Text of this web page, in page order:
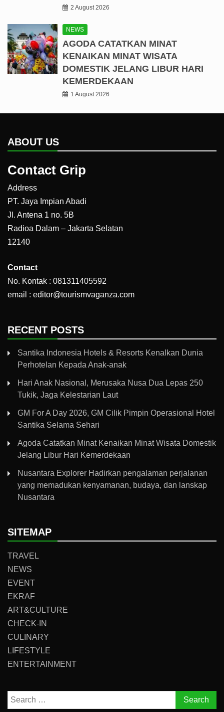
2 August 2026
NEWS
AGODA CATATKAN MINAT
KENAIKAN MINAT WISATA
DOMESTIK JELANG LIBUR HARI
KEMERDEKAAN
1 August 2026
ABOUT US
Contact Grip
Address
PT. Jaya Impian Abadi
Jl. Antena 1 no. 5B
Radioa Dalam – Jakarta Selatan
12140
Contact
No. Kontak : 081311405592
email : editor@tourismvaganza.com
RECENT POSTS
Santika Indonesia Hotels & Resorts Kenalkan Dunia
Perhotelan Kepada Anak-anak
Hari Anak Nasional, Merusaka Nusa Dua Lepas 250
Tukik, Jaga Kelestarian Laut
GM For A Day 2026, GM Cilik Pimpin Operasional Hotel
Santika Selama Sehari
Agoda Catatkan Minat Kenaikan Minat Wisata Domestik
Jelang Libur Hari Kemerdekaan
Nusantara Explorer Hadirkan pengalaman perjalanan
yang memadukan kenyamanan, budaya, dan lanskap
Nusantara
SITEMAP
TRAVEL
NEWS
EVENT
EKRAF
ART&CULTURE
CHECK-IN
CULINARY
LIFESTYLE
ENTERTAINMENT
Search